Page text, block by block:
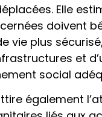
Elle
doivent
vie plus
et
social
également